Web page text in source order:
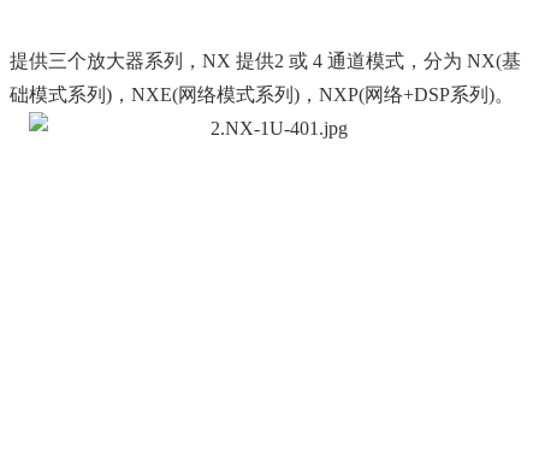
提供三个放大器系列，NX 提供2 或 4 通道模式，分为 NX(基
础模式系列)，NXE(网络模式系列)，NXP(网络+DSP系列)。